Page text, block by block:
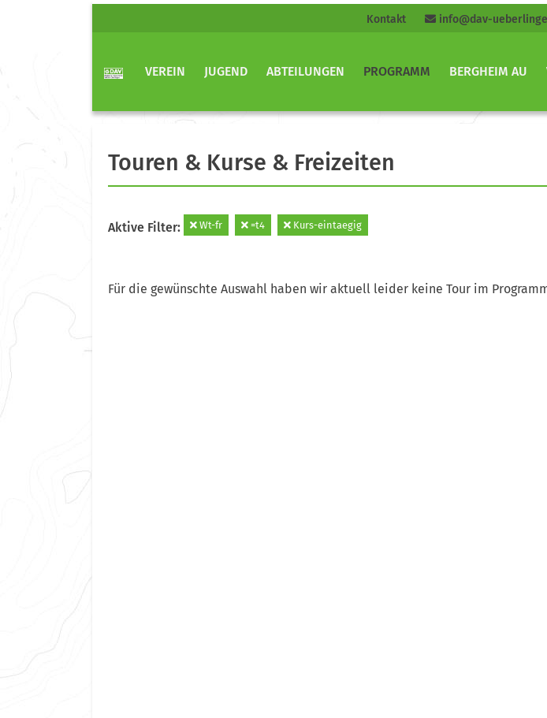
Kontakt info@dav-
VEREIN JUGEND ABTEILUNGEN PROGRAMM BERGHEIM AU
Touren & Kurse & Freizeiten
Aktive Filter: Wt-fr =t4 Kurs-eintaegig
Für die gewünschte Auswahl haben wir aktuell leider keine Tour im